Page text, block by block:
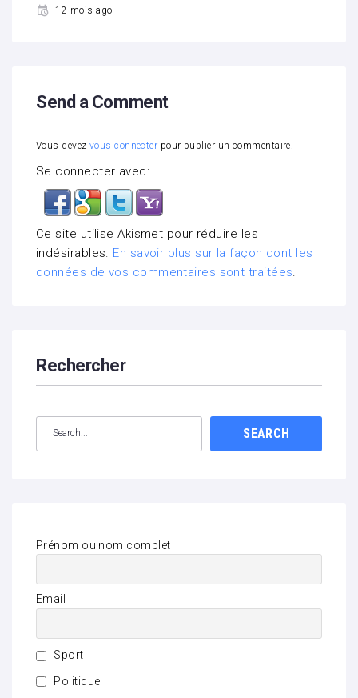
12 mois ago
Send a Comment
Vous devez vous connecter pour publier un commentaire.
Se connecter avec:
Ce site utilise Akismet pour réduire les
indésirables. En savoir plus sur la façon dont les
données de vos commentaires sont traitées.
Rechercher
SEARCH
Prénom ou nom complet
Email
Sport
Politique